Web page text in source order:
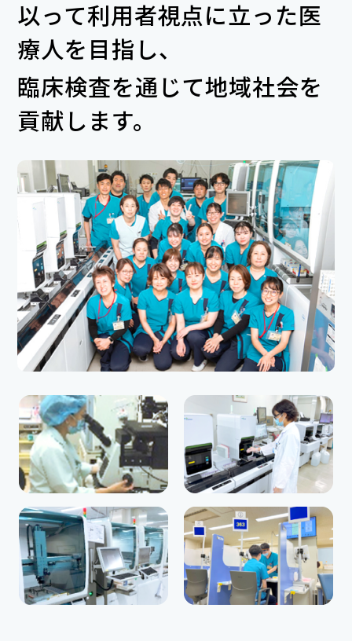
以って利用者視点に立った医
療人を目指し、
臨床検査を通じて地域社会を
貢献します。